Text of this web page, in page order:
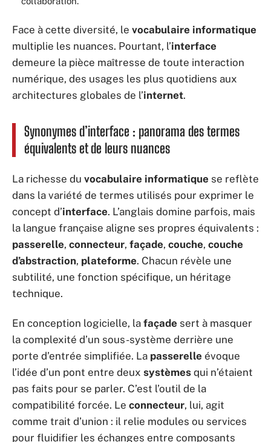
Face à cette diversité, le vocabulaire informatique
multiplie les nuances. Pourtant, l’interface
demeure la pièce maîtresse de toute interaction
numérique, des usages les plus quotidiens aux
architectures globales de l’internet.
Synonymes d’interface : panorama des termes
équivalents et de leurs nuances
La richesse du vocabulaire informatique se reflète
dans la variété de termes utilisés pour exprimer le
concept d’interface. L’anglais domine parfois, mais
la langue française aligne ses propres équivalents :
passerelle, connecteur, façade, couche, couche
d’abstraction, plateforme. Chacun révèle une
subtilité, une fonction spécifique, un héritage
technique.
En conception logicielle, la façade sert à masquer
la complexité d’un sous-système derrière une
porte d’entrée simplifiée. La passerelle évoque
l’idée d’un pont entre deux systèmes qui n’étaient
pas faits pour se parler. C’est l’outil de la
compatibilité forcée. Le connecteur, lui, agit
comme trait d’union : il relie modules ou services
pour fluidifier les échanges entre composants